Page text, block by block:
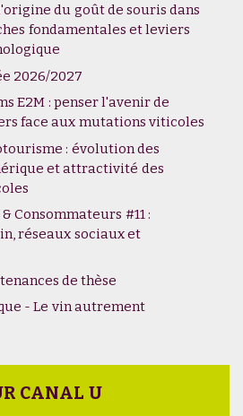
du goût de souris dans
fondamentales et leviers
2026/2027
E2M : penser l'avenir de
face aux mutations viticoles
: évolution des
et attractivité des
Consommateurs #11 :
réseaux sociaux et
de thèse
- Le vin autrement
CANAL U